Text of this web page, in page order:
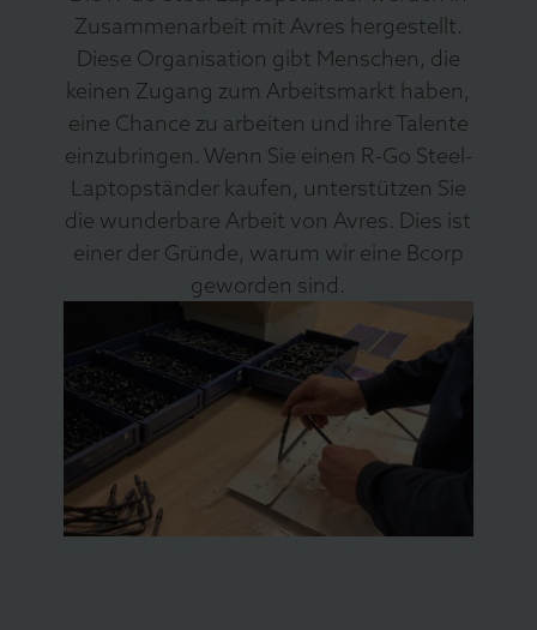
Zusammenarbeit mit Avres hergestellt.
Diese Organisation gibt Menschen, die
keinen Zugang zum Arbeitsmarkt haben,
eine Chance zu arbeiten und ihre Talente
einzubringen. Wenn Sie einen R-Go Steel-
Laptopständer kaufen, unterstützen Sie
die wunderbare Arbeit von Avres. Dies ist
einer der Gründe, warum wir eine Bcorp
geworden sind.